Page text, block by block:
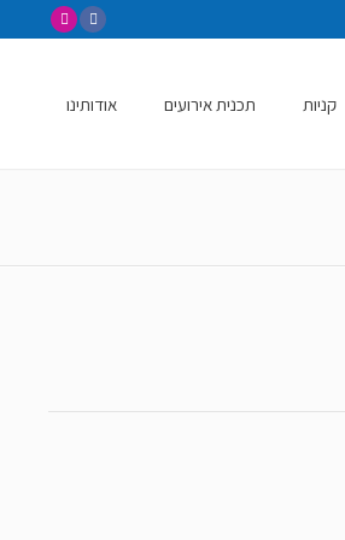
אודותינו תכנית אירועים קניות